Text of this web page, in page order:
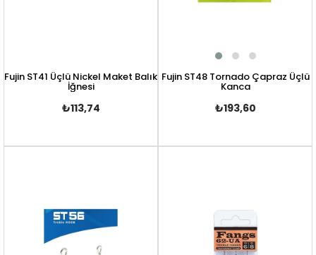
Fujin ST41 Üçlü Nickel Maket Balık
İğnesi
₺113,74
Fujin ST48 Tornado Çapraz Üçlü
Kanca
₺193,60